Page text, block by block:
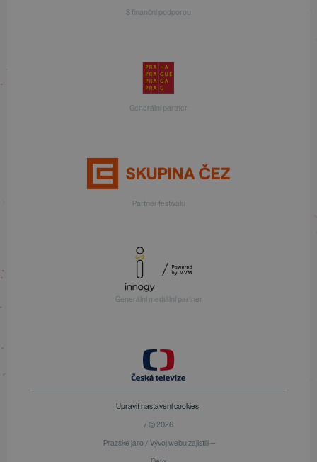
S finanční podporou
Generální partner
Partner festivalu
Generální mediální partner
Upravit nastavení cookies
/ © 2026
Pražské jaro / Vývoj webu zajistili —